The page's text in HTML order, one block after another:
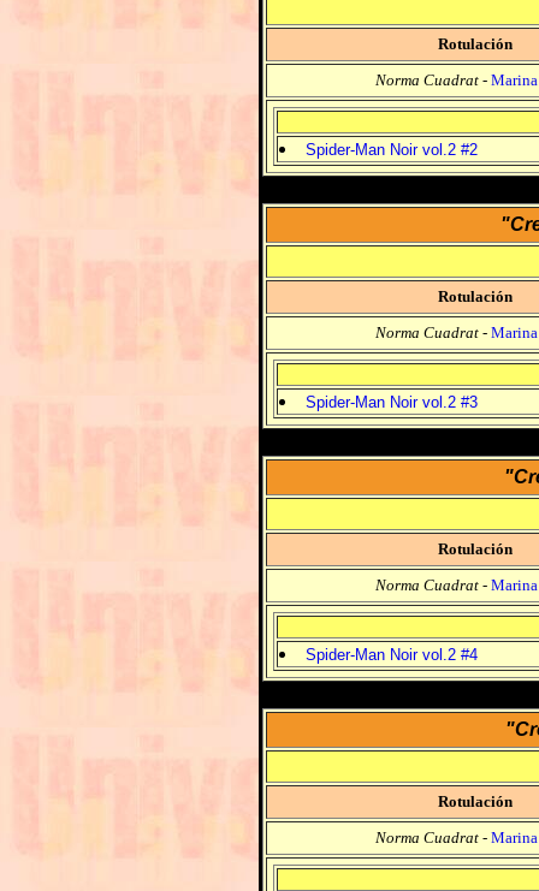
Rotulación
Norma Cuadrat-
Spider-Man Noir vol.2 #2
Rotulación
Norma Cuadrat-
Spider-Man Noir vol.2 #3
Rotulación
Norma Cuadrat-
Spider-Man Noir vol.2 #4
Rotulación
Norma Cuadrat-